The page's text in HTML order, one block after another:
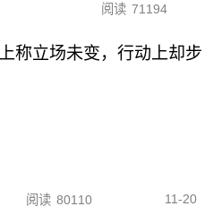
阅读 71194
称立场未变，行动上却步
阅读 80110 11-20